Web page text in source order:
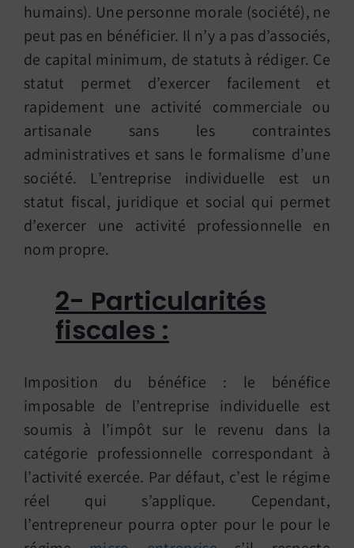
humains). Une personne morale (société), ne
peut pas en bénéficier. Il n’y a pas d’associés,
de capital minimum, de statuts à rédiger. Ce
statut permet d’exercer facilement et
rapidement une activité commerciale ou
artisanale sans les contraintes
administratives et sans le formalisme d’une
société. L’entreprise individuelle est un
statut fiscal, juridique et social qui permet
d’exercer une activité professionnelle en
nom propre.
2- Particularités
fiscales :
Imposition du bénéfice : le bénéfice
imposable de l’entreprise individuelle est
soumis à l’impôt sur le revenu dans la
catégorie professionnelle correspondant à
l’activité exercée. Par défaut, c’est le régime
réel qui s’applique. Cependant,
l’entrepreneur pourra opter pour le pour le